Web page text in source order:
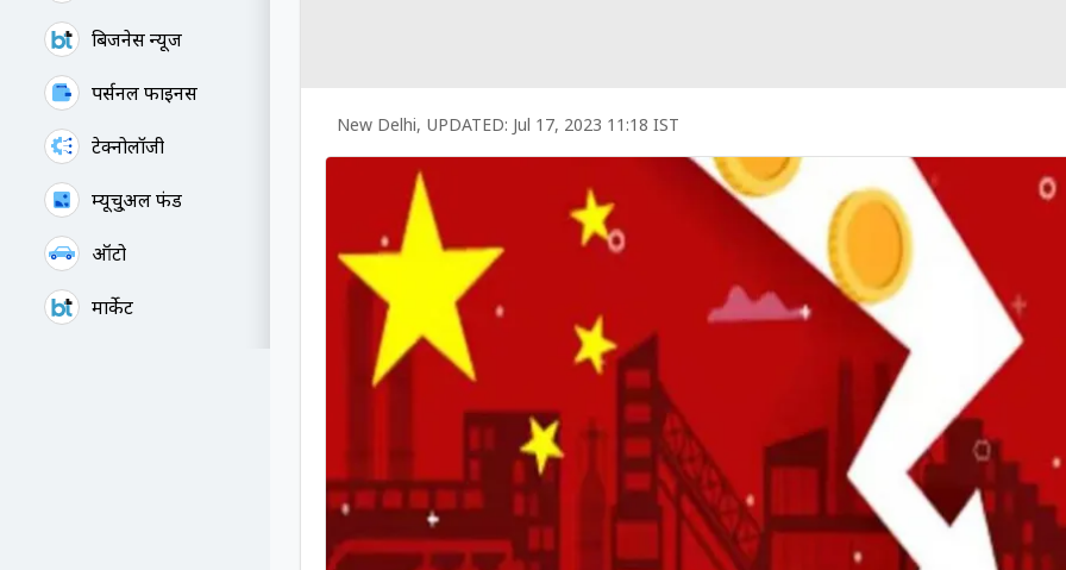
बिजनेस न्यूज
पर्सनल फाइनेंस
टेक्नोलॉजी
म्यूचु्अल फंड
ऑटो
मार्केट
New Delhi, UPDATED: Jul 17, 2023 11:18 IST